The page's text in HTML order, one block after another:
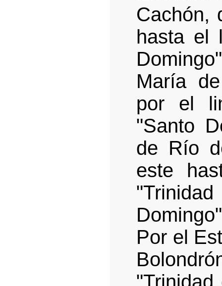
Cachón,
hasta el
María
por el
"Santo
de Río
este
Por el